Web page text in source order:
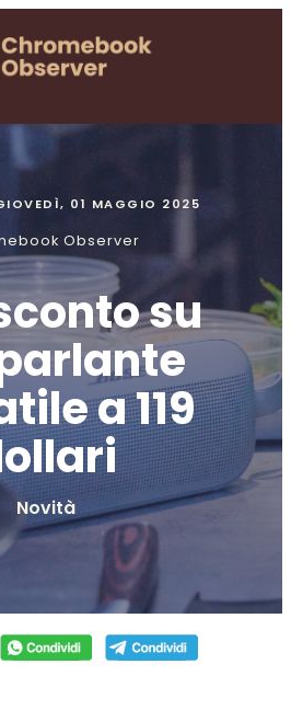
01 MAGGIO 2025
Observer
su
a 119
Novità